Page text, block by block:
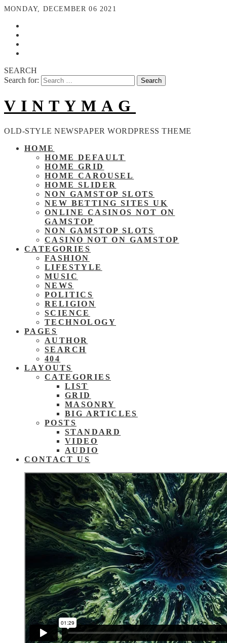
MONDAY, DECEMBER 06 2021
SEARCH
Search for:
VINTYMAG
OLD-STYLE NEWSPAPER WORDPRESS THEME
HOME
HOME DEFAULT
HOME GRID
HOME CAROUSEL
HOME SLIDER
NON GAMSTOP SLOTS
NEW BETTING SITES UK
ONLINE CASINOS NOT ON
GAMSTOP
NON GAMSTOP SLOTS
CASINO NOT ON GAMSTOP
CATEGORIES
FASHION
LIFESTYLE
MUSIC
NEWS
POLITICS
RELIGION
SCIENCE
TECHNOLOGY
PAGES
AUTHOR
SEARCH
404
LAYOUTS
CATEGORIES
LIST
GRID
MASONRY
BIG ARTICLES
POSTS
STANDARD
VIDEO
AUDIO
CONTACT US